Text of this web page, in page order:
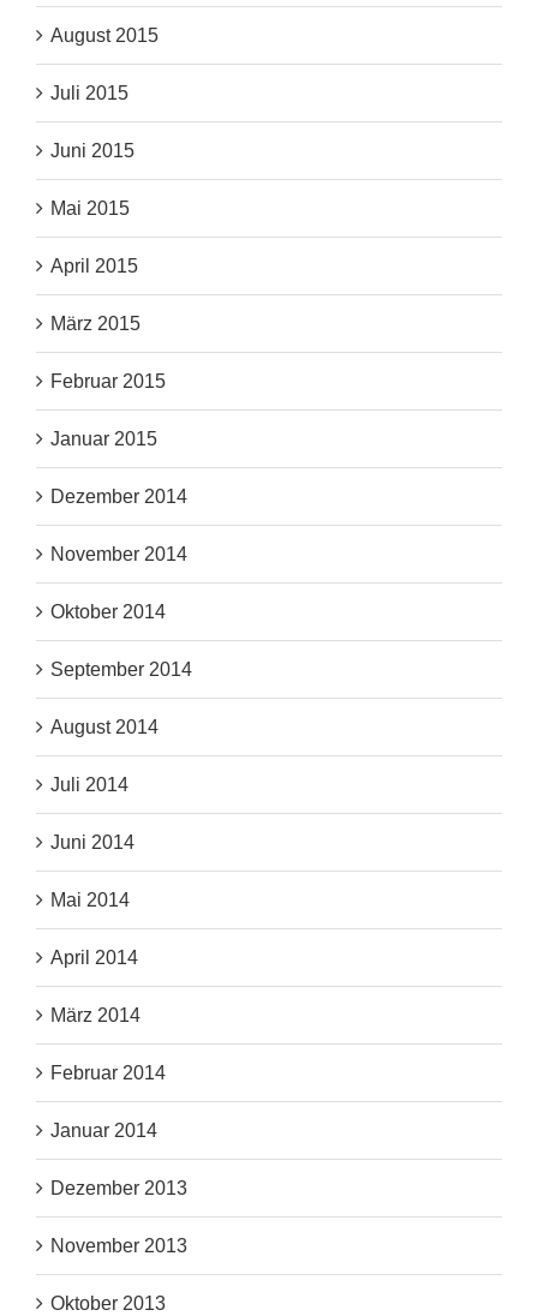
August 2015
Juli 2015
Juni 2015
Mai 2015
April 2015
März 2015
Februar 2015
Januar 2015
Dezember 2014
November 2014
Oktober 2014
September 2014
August 2014
Juli 2014
Juni 2014
Mai 2014
April 2014
März 2014
Februar 2014
Januar 2014
Dezember 2013
November 2013
Oktober 2013